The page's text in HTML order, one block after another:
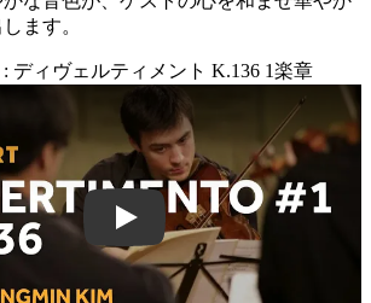
ます。
ディヴェルティメント K.136 1楽章
E_GT8CPcIkg